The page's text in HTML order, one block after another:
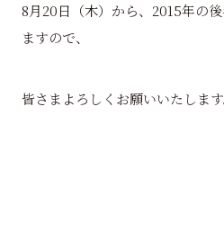
8月20日（木）から、2015年の
ますので、
皆さまよろしくお願いいたします